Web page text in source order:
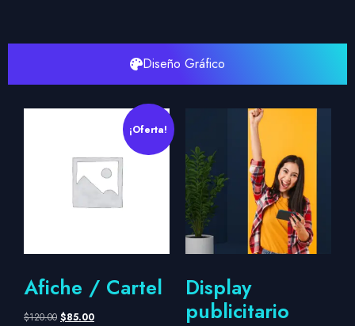
Diseño Gráfico
¡Oferta!
Afiche / Cartel
$120.00 $85.00
Display
publicitario